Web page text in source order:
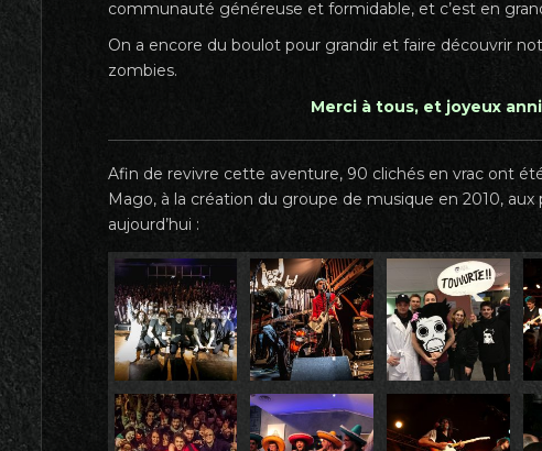
communauté généreuse et formidable, et c’est en
On a encore du boulot pour grandir et faire découvrir
zombies.
Merci à tous, et joyeux
Afin de revivre cette aventure, 90 clichés en vrac ont
Mago, à la création du groupe de musique en 2010,
aujourd’hui :